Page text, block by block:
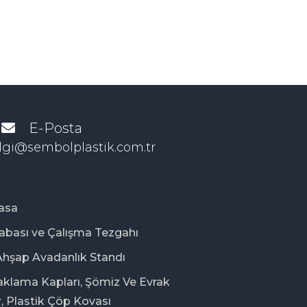
E-Posta
ve Çalışma Tezgahı
Avadanlık Standı
Kapları, Şömiz Ve Evrak
Plastik Çöp Kovası